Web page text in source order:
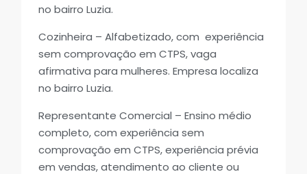
no bairro Luzia.
Cozinheira – Alfabetizado, com experiência
sem comprovação em CTPS, vaga
afirmativa para mulheres. Empresa localiza
no bairro Luzia.
Representante Comercial – Ensino médio
completo, com experiência sem
comprovação em CTPS, experiência prévia
em vendas, atendimento ao cliente ou